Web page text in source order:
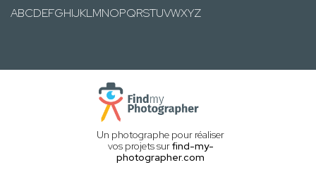
ABCDEFGHIJKLMNOPQRSTUVWXYZ
Un photographe pour réaliser
vos projets surfind-my-
photographer.com